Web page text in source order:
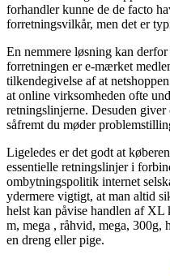
forhandler kunne de de facto
forretningsvilkår, men det er
En nemmere løsning kan
forretningen er e-mærket
tilkendegivelse af at
at online virksomheden ofte
retningslinjerne. Desuden
såfremt du møder
Ligeledes er det godt at
essentielle retningslinjer i
ombytningspolitik internet
ydermere vigtigt, at man altid
helst kan påvise handlen af
m, mega , råhvid, mega, 300g,
en dreng eller pige.